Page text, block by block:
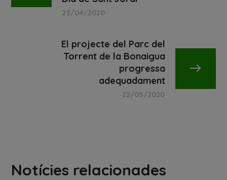
23/04/2020
El projecte del Parc del
Torrent de la Bonaigua
progressa
adequadament
22/05/2020
Notícies relacionades